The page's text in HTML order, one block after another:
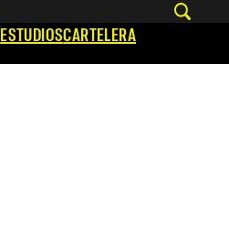
ESTUDIOSCARTELERA